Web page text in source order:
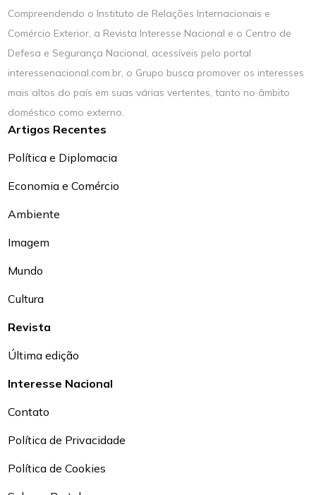
Compreendendo o Instituto de Relações Internacionais e
Comércio Exterior, a Revista Interesse Nacional e o Centro de
Defesa e Segurança Nacional, acessíveis pelo portal
interessenacional.com.br, o Grupo busca promover os interesses
mais altos do país em suas várias vertentes, tanto no âmbito
doméstico como externo.
Artigos Recentes
Política e Diplomacia
Economia e Comércio
Ambiente
Imagem
Mundo
Cultura
Revista
Última edição
Interesse Nacional
Contato
Política de Privacidade
Política de Cookies